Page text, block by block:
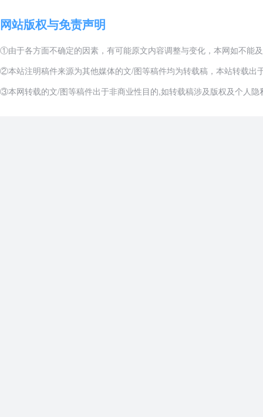
学校地址:青乌西海岸新区灵海路1143号
咨询电话: 0532 83175666
网站版权与免责声明
①由于各方面不确定的因素，有可能原文内容调整与变化，本网如不能
②本站注明稿件来源为其他媒体的文/图等稿件均为转载稿，本站转载
③本网转载的文/图等稿件出于非商业性目的,如转载稿涉及版权及个人